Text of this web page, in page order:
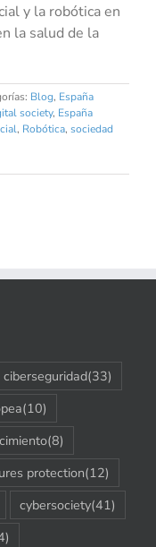
y la robótica en
la salud de la
Blog, España
society, España
, Robótica, sociedad
ciberseguridad(33)
(10)
(8)
protection(12)
cybersociety(41)